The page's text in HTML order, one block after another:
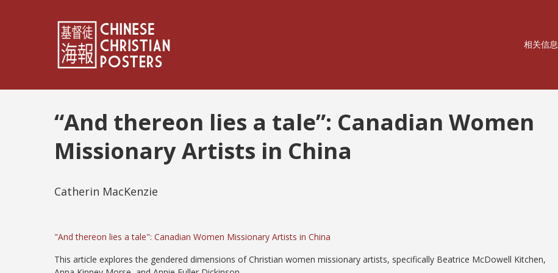
相关信息
“And thereon lies a tale”: Canadian Women
Missionary Artists in China
Catherin MacKenzie
"And thereon lies a tale": Canadian Women Missionary Artists in China
This article explores the gendered dimensions of Christian women missionary artists, specifically Beatrice McDowell Kitchen,